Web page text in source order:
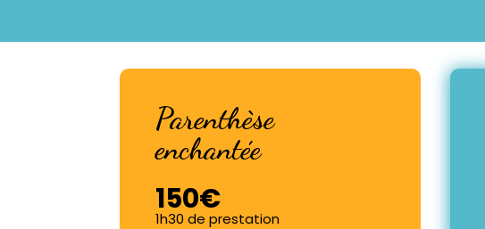
Parenthèse
enchantée
150€
1h30 de prestation